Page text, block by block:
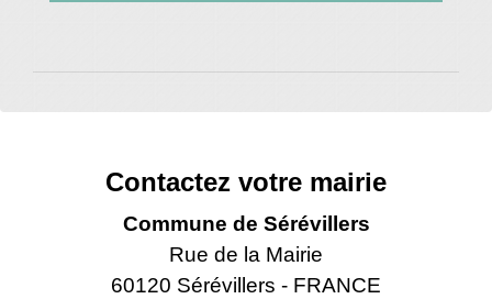
Contactez votre mairie
Commune de Sérévillers
Rue de la Mairie
60120 Sérévillers - FRANCE